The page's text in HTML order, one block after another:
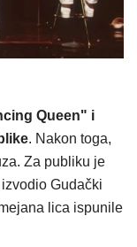
Queen" i
. Nakon toga,
Za publiku je
Gudački
lica ispunile